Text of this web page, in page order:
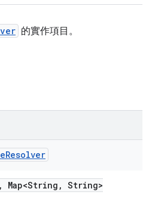
的實作項目。
Resolver
, Map<String , String>